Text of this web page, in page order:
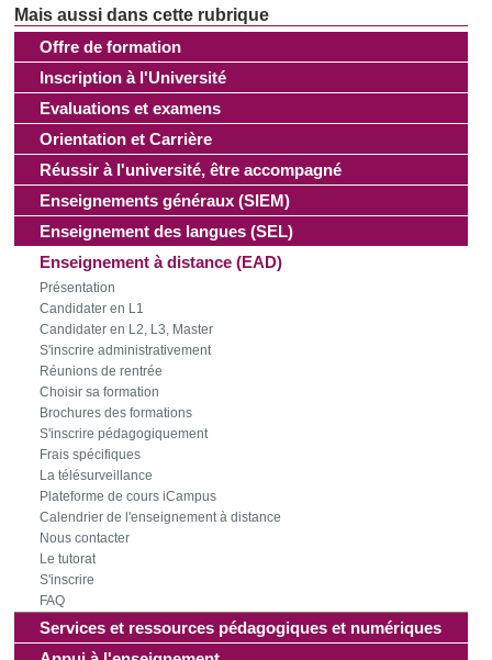
ont collectées lors de votre utilisation de leurs services.
Offre de formation
Inscription à l'Université
Evaluations et examens
Orientation et Carrière
Réussir à l'université, être accompagné
Enseignements généraux (SIEM)
Enseignement des langues (SEL)
Enseignement à distance (EAD)
Présentation
Candidater en L1
Candidater en L2, L3, Master
S'inscrire administrativement
Réunions de rentrée
Choisir sa formation
Brochures des formations
S'inscrire pédagogiquement
Frais spécifiques
La télésurveillance
Plateforme de cours iCampus
Calendrier de l'enseignement à distance
Nous contacter
Le tutorat
S'inscrire
FAQ
Services et ressources pédagogiques et numériques